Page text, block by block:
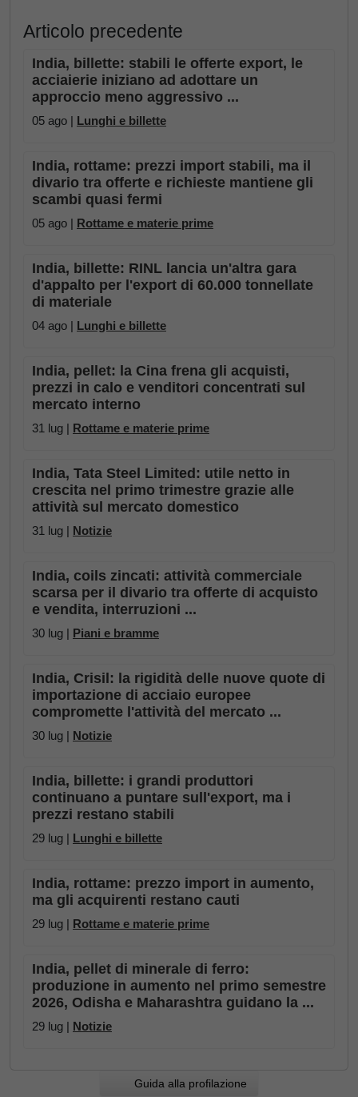
Articolo precedente
India, billette: stabili le offerte export, le
acciaierie iniziano ad adottare un
approccio meno aggressivo ...
05 ago | Lunghi e billette
India, rottame: prezzi import stabili, ma il
divario tra offerte e richieste mantiene gli
scambi quasi fermi
05 ago | Rottame e materie prime
India, billette: RINL lancia un'altra gara
d'appalto per l'export di 60.000 tonnellate
di materiale
04 ago | Lunghi e billette
India, pellet: la Cina frena gli acquisti,
prezzi in calo e venditori concentrati sul
mercato interno
31 lug | Rottame e materie prime
India, Tata Steel Limited: utile netto in
crescita nel primo trimestre grazie alle
attività sul mercato domestico
31 lug | Notizie
India, coils zincati: attività commerciale
scarsa per il divario tra offerte di acquisto
e vendita, interruzioni ...
30 lug | Piani e bramme
India, Crisil: la rigidità delle nuove quote di
importazione di acciaio europee
compromette l'attività del mercato ...
30 lug | Notizie
India, billette: i grandi produttori
continuano a puntare sull'export, ma i
prezzi restano stabili
29 lug | Lunghi e billette
India, rottame: prezzo import in aumento,
ma gli acquirenti restano cauti
29 lug | Rottame e materie prime
India, pellet di minerale di ferro:
produzione in aumento nel primo semestre
2026, Odisha e Maharashtra guidano la ...
29 lug | Notizie
Guida alla profilazione